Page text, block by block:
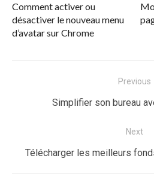
Comment activer ou
désactiver le nouveau menu
d’avatar sur Chrome
Previous
Previous
Simplifier son bureau
Next
Next
Télécharger les meilleurs